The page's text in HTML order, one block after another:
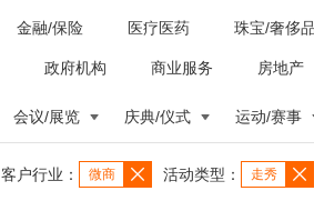
金融/保险 医疗医药 珠宝/奢侈品
政府机构 商业服务 房地产
会议/展览 庆典/仪式 运动/赛事
客户行业： 微商 活动类型： 走秀